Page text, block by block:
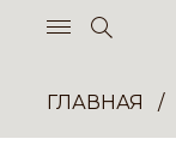
ГЛАВНАЯ